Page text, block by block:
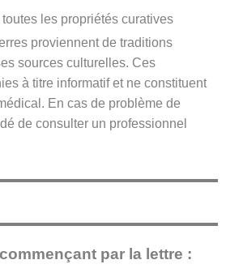
les propriétés curatives
proviennent de traditions
sources culturelles. Ces
à titre informatif et ne constituent
En cas de problème de
de consulter un professionnel
par la lettre :